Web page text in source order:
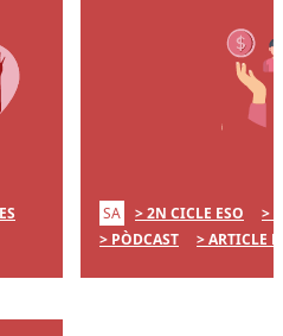
SA 2N CICLE ESO
PÒDCAST
ARTICLE